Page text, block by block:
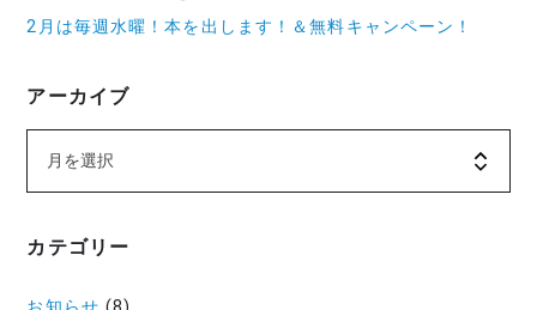
2月は毎週水曜！本を出します！＆無料キャンペーン！
アーカイブ
カテゴリー